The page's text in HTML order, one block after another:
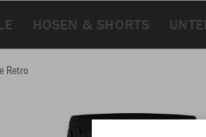
HOSEN & SHORTS
Retro